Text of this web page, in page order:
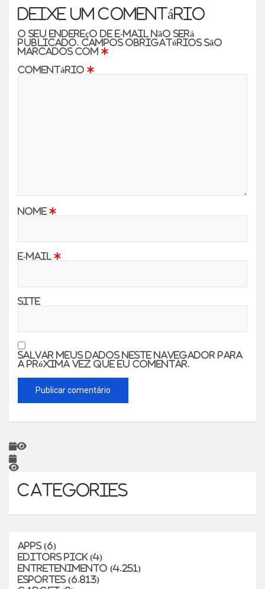
Deixe um comentário
O seu endereço de e-mail não será
publicado. Campos obrigatórios são
marcados com *
Comentário *
Nome *
E-mail *
Site
Salvar meus dados neste navegador para
a próxima vez que eu comentar.
Categories
Apps(6)
Editors Pick(4)
Entretenimento (4.251)
Esportes(6.813)